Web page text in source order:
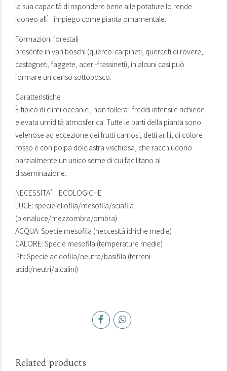
la sua capacità di rispondere bene alle potature lo rende
idoneo all’impiego come pianta ornamentale.
Formazioni forestali
presente in vari boschi (querco-carpineti, querceti di rovere,
castagneti, faggete, aceri-frassineti), in alcuni casi può
formare un denso sottobosco.
Caratteristiche
È tipico di climi oceanici, non tollera i freddi intensi e richiede
elevata umidità atmosferica. Tutte le parti della pianta sono
velenose ad eccezione dei frutti carnosi, detti arilli, di colore
rosso e con polpa dolciastra vischiosa, che racchiudono
parzialmente un unico seme di cui facilitano al
disseminazione.
NECESSITA’ ECOLOGICHE
LUCE: specie eliofila/mesofila/sciafila
(pienaluce/mezzombra/ombra)
ACQUA: Specie mesofila (neccesità idriche medie)
CALORE: Specie mesofila (temperature medie)
Ph: Specie acidofila/neutra/basifila (terreni
acidi/neutri/alcalini)
Related products